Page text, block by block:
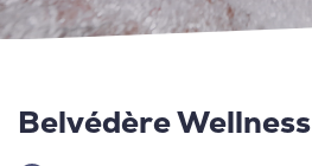
Belvédère Wellness